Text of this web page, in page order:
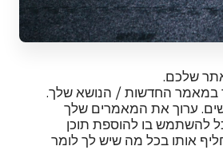
שלכם.
במאמר החדשות / הנושא שלך.
ערוך את המאמרים שלך
להשתמש בו להוספת תוכן
אותו בכל מה שיש לך לומר